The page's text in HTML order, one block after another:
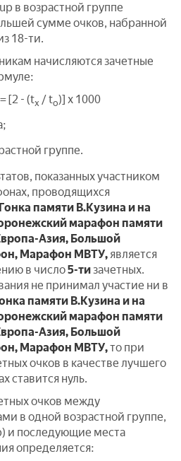
в возрастной группе
сумме очков, набранной
18-ти.
начисляются зачетные
= [2 - (tх / tо)] x 1000
группе.
показанных участником
проводящихся
Гонка памяти В.Кузина и на
марафон памяти
Азия, Большой
Марафон МВТУ, является
в число5-ти зачетных.
не принимал участие ни в
памяти В.Кузина и на
марафон памяти
Азия, Большой
Марафон МВТУ,то при
очков в качестве лучшего
ставится нуль.
очков между
в одной возрастной группе,
и последующие места
определяется: